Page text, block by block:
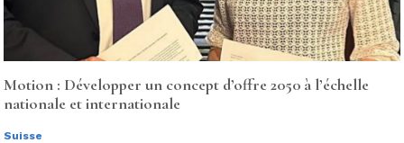
Motion : Développer un concept d’offre 2050 à l’échelle
nationale et internationale
Suisse